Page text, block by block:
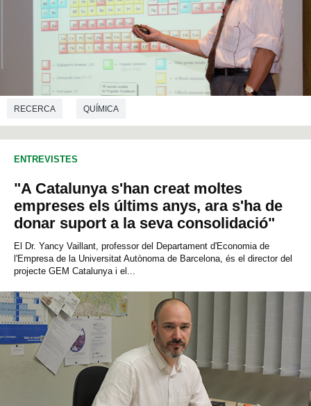
RECERCA QUÍMICA
ENTREVISTES
"A Catalunya s'han creat moltes
empreses els últims anys, ara s'ha de
donar suport a la seva consolidació"
El Dr. Yancy Vaillant, professor del Departament d'Economia de
l'Empresa de la Universitat Autònoma de Barcelona, és el director del
projecte GEM Catalunya i el...